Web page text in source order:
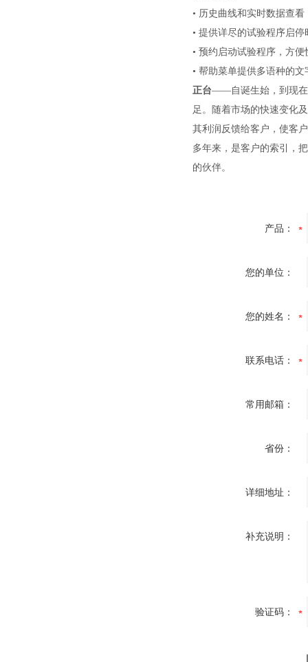
• 历史曲线和实时数据查
• 提供详尽的试验程序启停
• 预约启动试验程序，方
• 帮助菜单提供多语种的
正台——自诞生始，到现在
足。随着市场的快速变化
其利润反馈给客户，使客
多年来，是客户的索引，
的伙伴。
产品：
您的单位：
您的姓名：
联系电话：
常用邮箱：
省份：
详细地址：
补充说明：
验证码：